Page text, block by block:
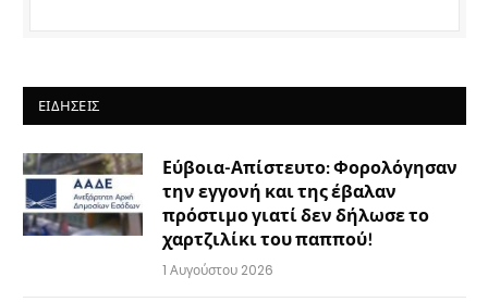
ΕΙΔΉΣΕΙΣ
Εύβοια-Απίστευτο: Φορολόγησαν
την εγγονή και της έβαλαν
πρόστιμο γιατί δεν δήλωσε το
χαρτζιλίκι του παππού!
1 Αυγούστου 2026